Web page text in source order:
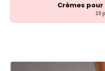
Crèmes
23